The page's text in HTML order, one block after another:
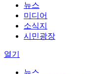
뉴스
미디어
소식지
시민광장
열기
뉴스